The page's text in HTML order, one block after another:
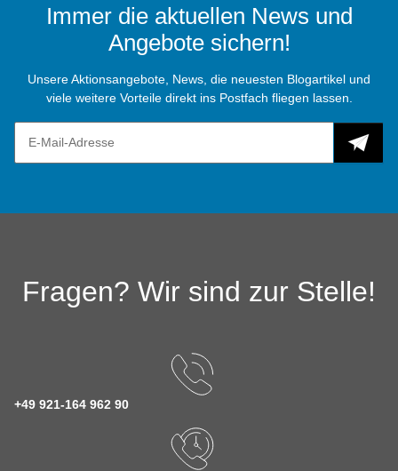
Immer die aktuellen News und
Angebote sichern!
Unsere Aktionsangebote, News, die neuesten Blogartikel und
viele weitere Vorteile direkt ins Postfach fliegen lassen.
Fragen? Wir sind zur Stelle!
+49 921-164 962 90